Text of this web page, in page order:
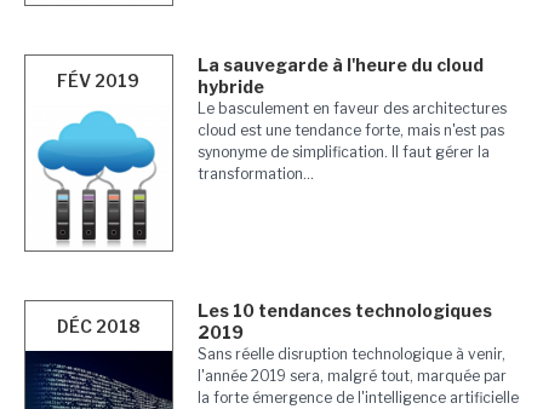
FÉV 2019
La sauvegarde à l'heure du cloud
hybride
Le basculement en faveur des architectures
cloud est une tendance forte, mais n'est pas
synonyme de simplification. Il faut gérer la
transformation...
DÉC 2018
Les 10 tendances technologiques
2019
Sans réelle disruption technologique à venir,
l'année 2019 sera, malgré tout, marquée par
la forte émergence de l'intelligence artificielle